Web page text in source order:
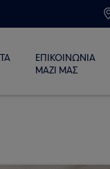
ΕΠΙΚΟΙΝΩΝΙΑ
ΜΑΖΙ ΜΑΣ